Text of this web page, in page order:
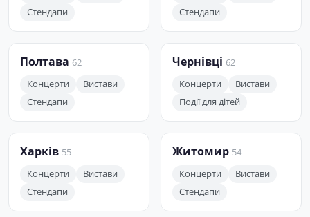
Стендапи
Стендапи
Полтава 62
Концерти
Вистави
Стендапи
Чернівці 62
Концерти
Вистави
Події для дітей
Харків 55
Концерти
Вистави
Стендапи
Житомир 54
Концерти
Вистави
Стендапи